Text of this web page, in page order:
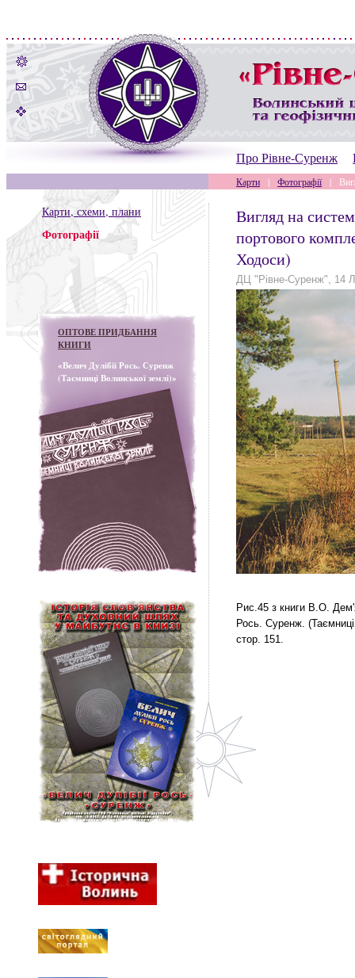
Про Рівне-Суренж
Карти | Фотографії |
Карти, схеми, плани
Фотографії
ОПТОВЕ ПРИДБАННЯ
КНИГИ
«Велич Дулібії Рось. Суренж
(Таємниці Волинської землі)»
Вигляд на
портового
Ходоси)
ДЦ "Рівне-Суренж", 14
Рис.45 з книги В.О.
Рось. Суренж.
стор. 151.